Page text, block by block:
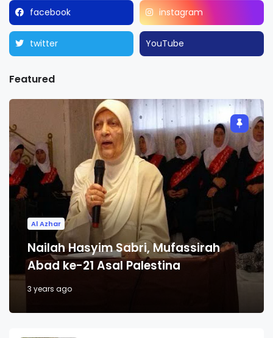
facebook instagram
twitter YouTube
Featured
Al Azhar
Nailah Hasyim Sabri, Mufassirah
Abad ke-21 Asal Palestina
3 years ago